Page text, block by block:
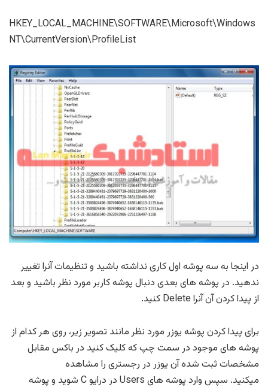
HKEY_LOCAL_MACHINE\SOFTWARE\Microsoft\Windows
NT\CurrentVersion\ProfileList
در اینجا به سه پوشه اول کاری نداشته باشید و تنظیمات آنرا تغییر
ندهید. در پوشه های بعدی دنبال پوشه کاربر مورد نظر باشید و بعد
از پیدا کردن آن آنرا Delete کنید.
برای پیدا کردن پوشه یوزر مورد نظر مانند تصویر زیر، روی هر کدام از
پوشه های موجود در سمت چپ که کلیک کنید در باکس مقابل
مشخصات ثبت شده آن یوزر در رجستری را مشاهده
میکنید. سپس وارد پوشه های Users در درایو C شوید و پوشه